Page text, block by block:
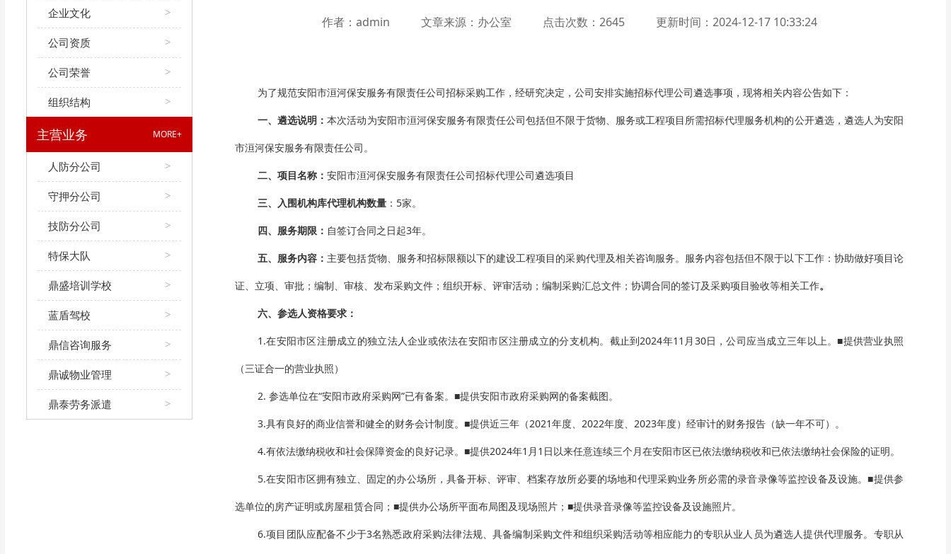
企业文化 >
公司资质 >
公司荣誉 >
组织结构 >
主营业务 MORE+
人防分公司 >
守押分公司 >
技防分公司 >
特保大队 >
鼎盛培训学校 >
蓝盾驾校 >
鼎信咨询服务 >
鼎诚物业管理 >
鼎泰劳务派遣 >
作者：admin 文章来源：办公室 点击次数：2645 更新时间：2024-12-17 10:33:24
为了规范安阳市洹河保安服务有限责任公司招标采购工作，经研究决定，公司安排实施招标代理公司遴选事项，现将相关内容公告如下：
一、遴选说明：本次活动为安阳市洹河保安服务有限责任公司包括但不限于货物、服务或工程项目所需招标代理服务机构的公开遴选，遴选人为安阳
市洹河保安服务有限责任公司。
二、项目名称： 安阳市洹河保安服务有限责任公司招标代理公司遴选项目
三、入围机构库代理机构数量 ： 5家。
四、服务期限： 自签订合同之日起3年。
五、服务内容 ： 主要包括货物、服务和招标限额以下的建设工程项目的采购代理及相关咨询服务。服务内容包括但不限于以下工作：协助做好项目论
证、立项、审批；编制、审核、发布采购文件；组织开标、评审活动；编制采购汇总文件；协调合同的签订及采购项目验收等相关工作。
六、 参选人资格要求 ：
1.在安阳市区注册成立的独立法人企业或依法在安阳市区注册成立的分支机构。截止到2024年11月30日，公司应当成立三年以上。■提供营业执照
（三证合一的营业执照）
2. 参选单位在“安阳市政府采购网”已有备案。■提供安阳市政府采购网的备案截图。
3.具有良好的商业信誉和健全的财务会计制度。■提供近三年（2021年度、2022年度、2023年度）经审计的财务报告（缺一年不可）。
4.有依法缴纳税收和社会保障资金的良好记录。■提供2024年1月1日以来任意连续三个月在安阳市区已依法缴纳税收和已依法缴纳社会保险的证明。
5.在安阳市区拥有独立、固定的办公场所，具备开标、评审、档案存放所必要的场地和代理采购业务所必需的录音录像等监控设备及设施。■提供参
选单位的房产证明或房屋租赁合同；■提供办公场所平面布局图及现场照片；■提供录音录像等监控设备及设施照片。
6.项目团队应配备不少于3名熟悉政府采购法律法规、具备编制采购文件和组织采购活动等相应能力的专职从业人员为遴选人提供代理服务。专职从